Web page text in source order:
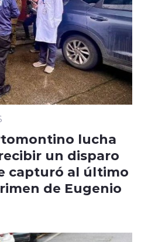
lucha
un disparo
capturó al último
de Eugenio